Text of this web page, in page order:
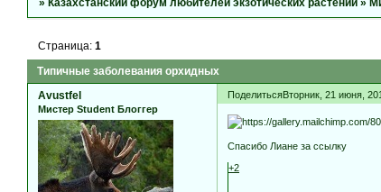
Типичные заболевания орхидных
Страница:1
ПоделитьсяВторник, 21 июня,
Avustfel
Мистер Student Блоггер
Спасибо Лиане за ссылку
+2